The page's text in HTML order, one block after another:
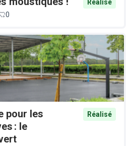
Réalisé
0
pour les
: le
Réalisé